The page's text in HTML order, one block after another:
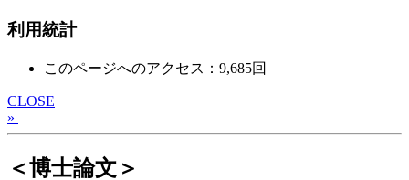
利用統計
このページへのアクセス：9,685回
CLOSE
»
＜博士論文＞